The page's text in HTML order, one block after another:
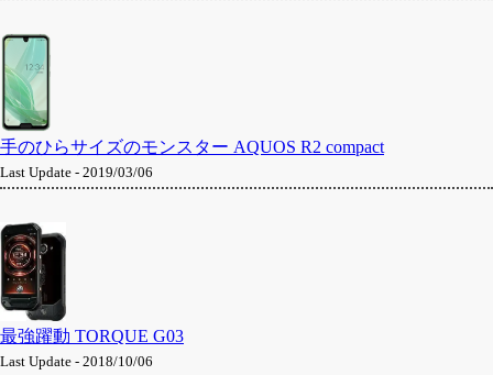
手のひらサイズのモンスター AQUOS R2 compact
Last Update - 2019/03/06
最強躍動 TORQUE G03
Last Update - 2018/10/06